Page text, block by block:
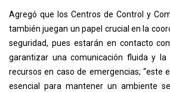
Agregó que los Centros de Control y
también juegan un papel crucial en la
seguridad, pues estarán en contacto
garantizar una comunicación fluida y la
recursos en caso de emergencias; “este
esencial para mantener un ambiente